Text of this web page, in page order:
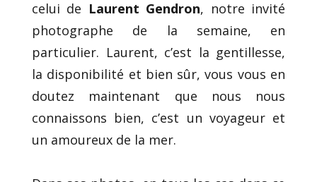
celui de Laurent Gendron, notre invité
photographe de la semaine, en
particulier. Laurent, c’est la gentillesse,
la disponibilité et bien sûr, vous vous en
doutez maintenant que nous nous
connaissons bien, c’est un voyageur et
un amoureux de la mer.